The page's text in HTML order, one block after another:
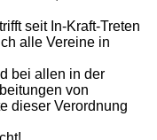
seit In-Kraft-Treten
alle Vereine in
bei allen in der
von
dieser Verordnung